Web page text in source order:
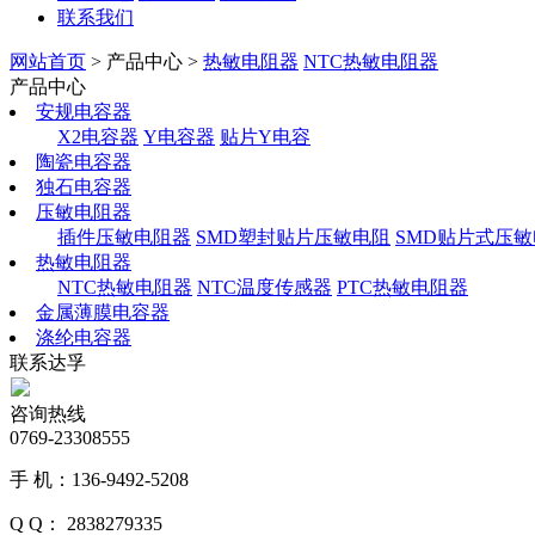
联系我们
网站首页 > 产品中心 > 热敏电阻器 NTC热敏电阻器
产品中心
安规电容器
X2电容器 Y电容器 贴片Y电容
陶瓷电容器
独石电容器
压敏电阻器
插件压敏电阻器 SMD塑封贴片压敏电阻 SMD贴片式压
热敏电阻器
NTC热敏电阻器 NTC温度传感器 PTC热敏电阻器
金属薄膜电容器
涤纶电容器
联系达孚
咨询热线
0769-23308555
手 机：136-9492-5208
Q Q： 2838279335